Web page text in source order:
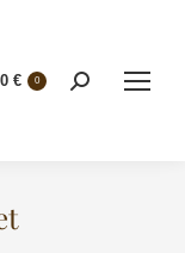
€ 0 Search: